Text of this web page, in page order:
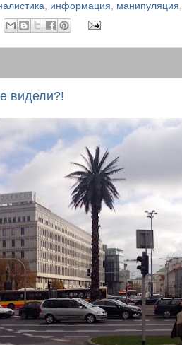
, информация, манипуляция,
видели?!